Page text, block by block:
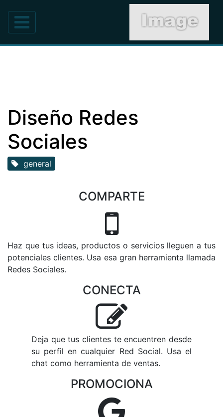
Diseño Redes
Sociales
general
COMPARTE
Haz que tus ideas, productos o servicios lleguen a tus
potenciales clientes. Usa esa gran herramienta llamada
Redes Sociales.
CONECTA
Deja que tus clientes te encuentren desde
su perfil en cualquier Red Social. Usa el
chat como herramienta de ventas.
PROMOCIONA